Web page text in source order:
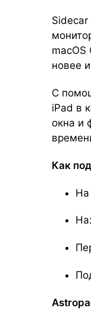
macOS
новее
С
iPad в
окна и
Как
На